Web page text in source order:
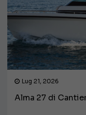
Lug 21, 2026
Alma 27 di